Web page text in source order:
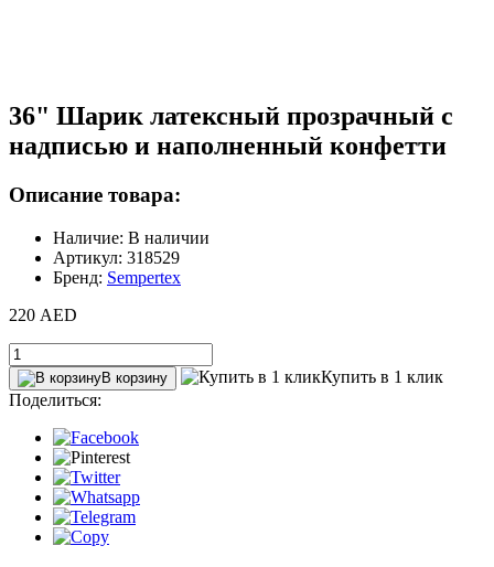
36" Шарик латексный прозрачный с
надписью и наполненный конфетти
Описание товара:
Наличие: В наличии
Артикул: 318529
Бренд: Sempertex
220 AED
В корзину
Купить в 1 клик
Поделиться: